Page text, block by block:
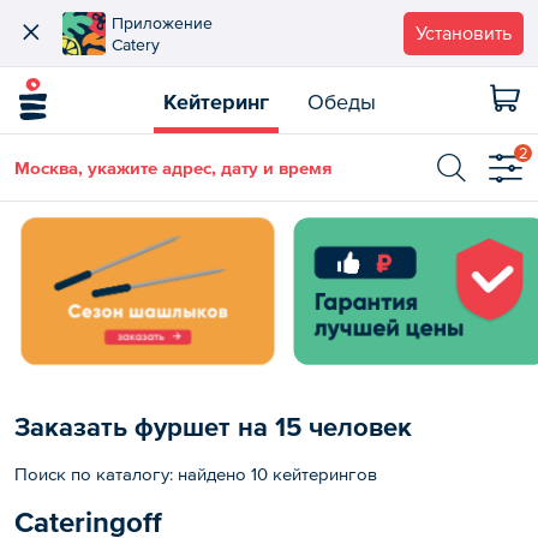
Приложение
Catery
Установить
Кейтеринг Обеды
Москва, укажите адрес, дату и время
2
Заказать фуршет на 15 человек
Поиск по каталогу: найдено 10 кейтерингов
Cateringoff